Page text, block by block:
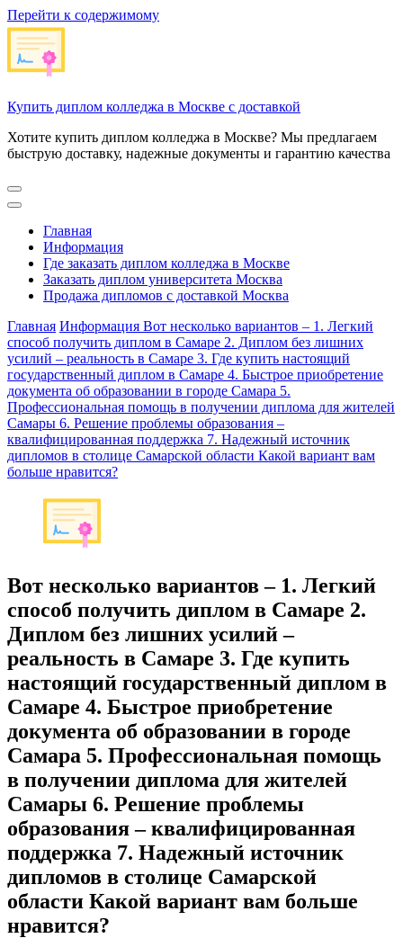
Перейти к содержимому
Купить диплом колледжа в Москве с доставкой
Хотите купить диплом колледжа в Москве? Мы предлагаем
быструю доставку, надежные документы и гарантию качества
Главная
Информация
Где заказать диплом колледжа в Москве
Заказать диплом университета Москва
Продажа дипломов с доставкой Москва
Главная Информация Вот несколько вариантов – 1. Легкий
способ получить диплом в Самаре 2. Диплом без лишних
усилий – реальность в Самаре 3. Где купить настоящий
государственный диплом в Самаре 4. Быстрое приобретение
документа об образовании в городе Самара 5.
Профессиональная помощь в получении диплома для жителей
Самары 6. Решение проблемы образования –
квалифицированная поддержка 7. Надежный источник
дипломов в столице Самарской области Какой вариант вам
больше нравится?
Вот несколько вариантов – 1. Легкий
способ получить диплом в Самаре 2.
Диплом без лишних усилий –
реальность в Самаре 3. Где купить
настоящий государственный диплом в
Самаре 4. Быстрое приобретение
документа об образовании в городе
Самара 5. Профессиональная помощь
в получении диплома для жителей
Самары 6. Решение проблемы
образования – квалифицированная
поддержка 7. Надежный источник
дипломов в столице Самарской
области Какой вариант вам больше
нравится?